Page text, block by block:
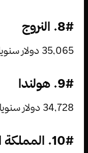
8#. النروج
35,065 دولار سنويا.
9#. هولندا
34,728 دولار سنويا.
10#. المملكة المتحدة